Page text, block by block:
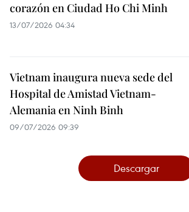
corazón en Ciudad Ho Chi Minh
13/07/2026 04:34
Vietnam inaugura nueva sede del
Hospital de Amistad Vietnam-
Alemania en Ninh Binh
09/07/2026 09:39
Descargar